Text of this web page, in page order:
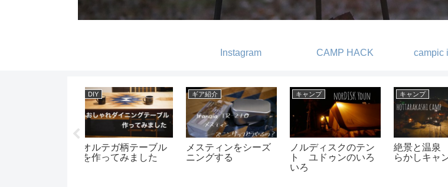
Instagram CAMP HACK campic
キャンプ
絶景と温泉 ほった
らかしキャンプ場
ギア紹介
ツインポールシェル
ターの種類と比較
ギア紹介
MSRのコンパクトケ
トル -ピカ 1L ティー
ポット-
キャンプ
湖畔でゆ
ンプ -キャ